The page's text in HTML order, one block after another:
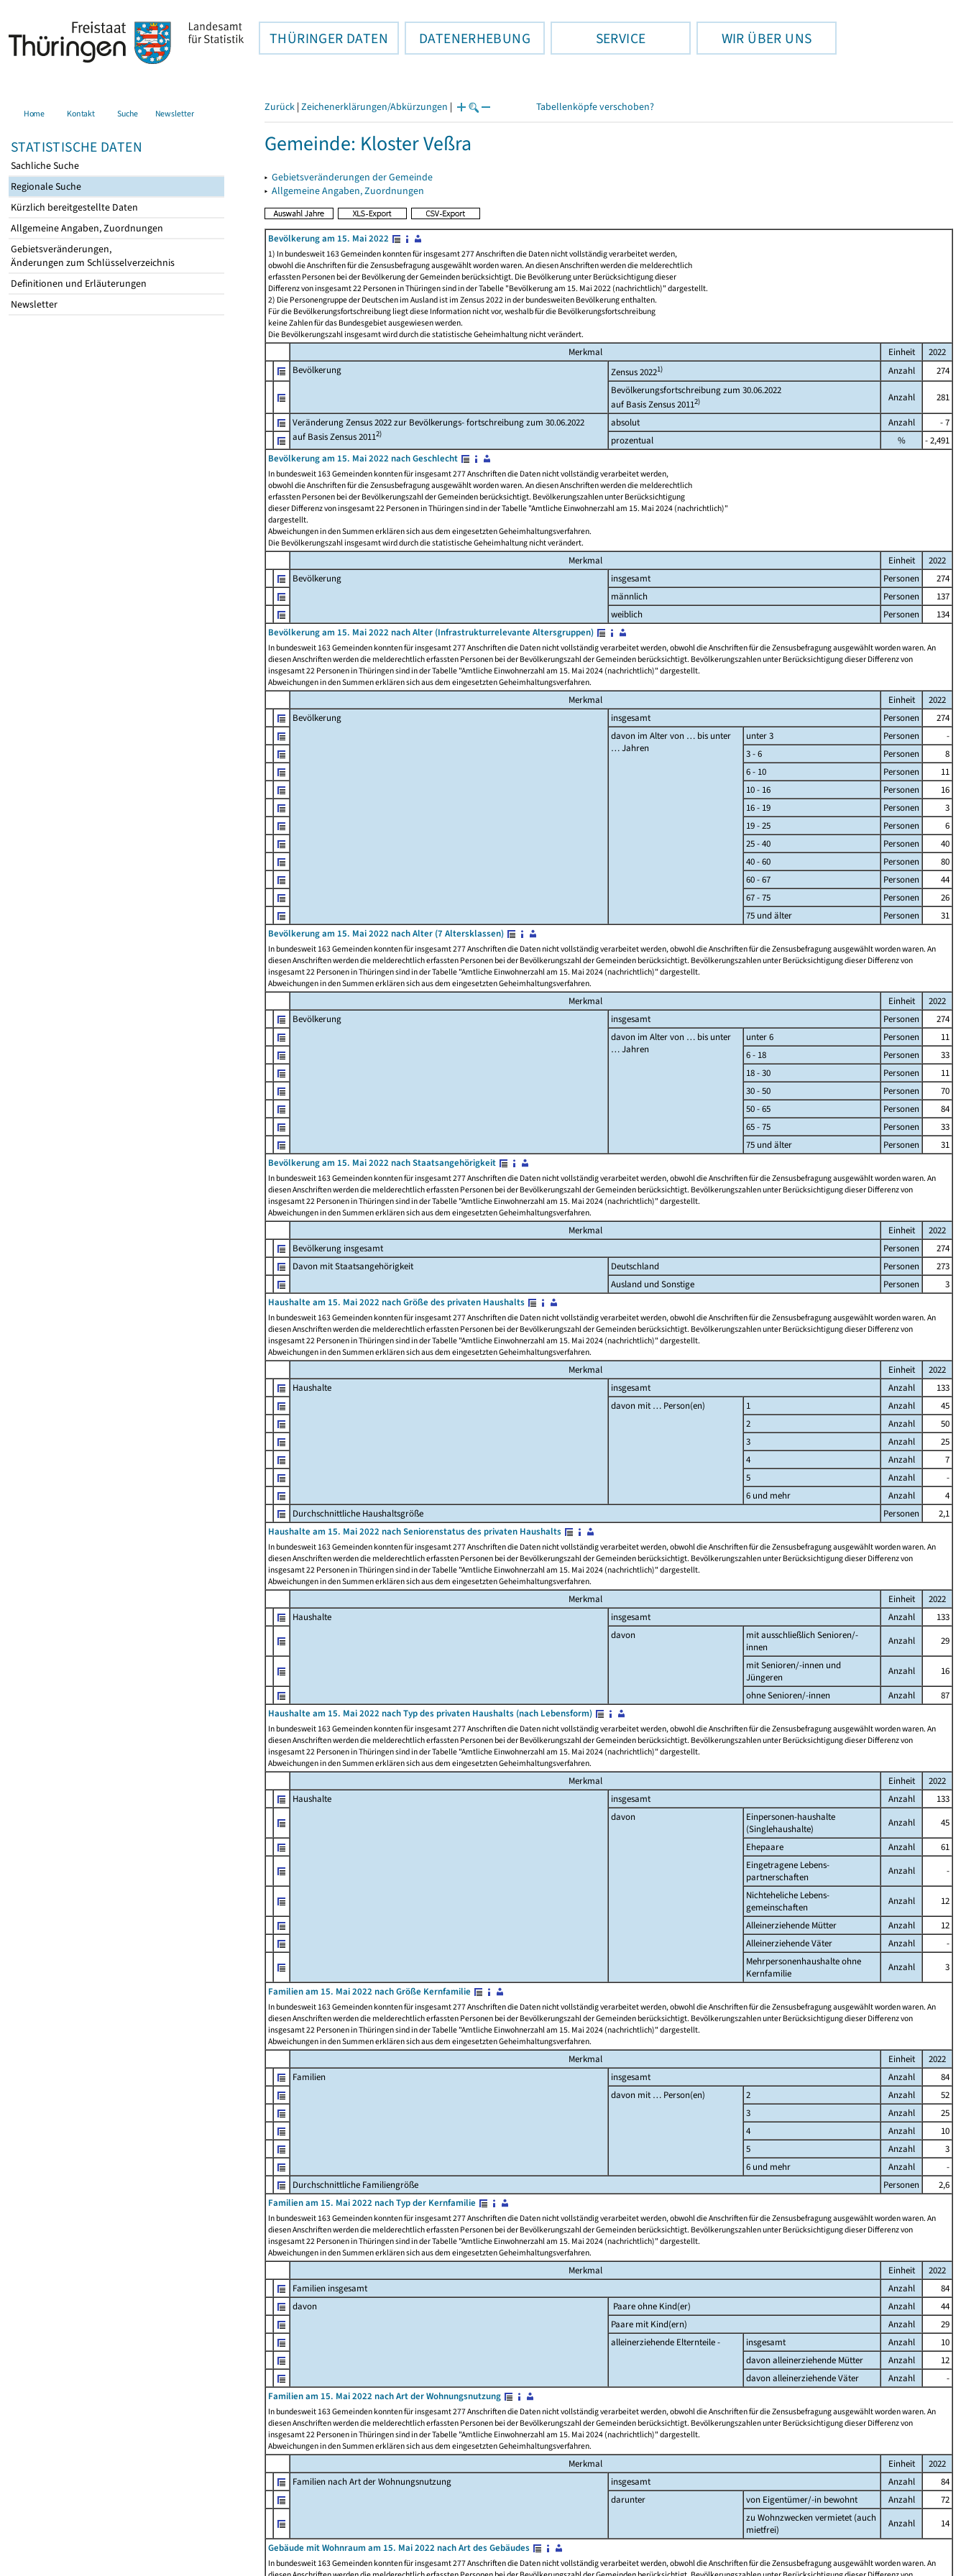
THÜRINGER DATEN DATENERHEBUNG SERVICE WIR ÜBER UNS
Home Kontakt Suche Newsletter
STATISTISCHE DATEN
Sachliche Suche
Regionale Suche
Kürzlich bereitgestellte Daten
Allgemeine Angaben, Zuordnungen
Gebietsveränderungen,
Änderungen zum Schlüsselverzeichnis
Definitionen und Erläuterungen
Newsletter
Zurück | Zeichenerklärungen/Abkürzungen | Tabellenköpfe verschoben?
Gemeinde: Kloster Veßra
▸ Gebietsveränderungen der Gemeinde
▸ Allgemeine Angaben, Zuordnungen
Bevölkerung am 15. Mai 2022
1) In bundesweit 163 Gemeinden konnten für insgesamt 277 Anschriften die Daten nicht vollständig verarbeitet werden,
obwohl die Anschriften für die Zensusbefragung ausgewählt worden waren. An diesen Anschriften werden die melderechtlich
erfassten Personen bei der Bevölkerung der Gemeinden berücksichtigt. Die Bevölkerung unter Berücksichtigung dieser
Differenz von insgesamt 22 Personen in Thüringen sind in der Tabelle "Bevölkerung am 15. Mai 2022 (nachrichtlich)" dargestellt.
2) Die Personengruppe der Deutschen im Ausland ist im Zensus 2022 in der bundesweiten Bevölkerung enthalten.
Für die Bevölkerungsfortschreibung liegt diese Information nicht vor, weshalb für die Bevölkerungsfortschreibung
keine Zahlen für das Bundesgebiet ausgewiesen werden.
Die Bevölkerungszahl insgesamt wird durch die statistische Geheimhaltung nicht verändert.
Merkmal Einheit
2022
Bevölkerung
Zensus 20221) Anzahl
274
Bevölkerungsfortschreibung zum 30.06.2022
auf Basis Zensus 20112) Anzahl 281
Veränderung Zensus 2022 zur Bevölkerungs- fortschreibung zum 30.06.2022
auf Basis Zensus 20112)
absolut Anzahl
- 7
prozentual
%
- 2,491
Bevölkerung am 15. Mai 2022 nach Geschlecht
In bundesweit 163 Gemeinden konnten für insgesamt 277 Anschriften die Daten nicht vollständig verarbeitet werden,
obwohl die Anschriften für die Zensusbefragung ausgewählt worden waren. An diesen Anschriften werden die melderechtlich
erfassten Personen bei der Bevölkerungszahl der Gemeinden berücksichtigt. Bevölkerungszahlen unter Berücksichtigung
dieser Differenz von insgesamt 22 Personen in Thüringen sind in der Tabelle "Amtliche Einwohnerzahl am 15. Mai 2024 (nachrichtlich)"
dargestellt.
Abweichungen in den Summen erklären sich aus dem eingesetzten Geheimhaltungsverfahren.
Die Bevölkerungszahl insgesamt wird durch die statistische Geheimhaltung nicht verändert.
Merkmal Einheit
2022
Bevölkerung
insgesamt Personen
274
männlich
Personen
137
weiblich
Personen
134
Bevölkerung am 15. Mai 2022 nach Alter (Infrastrukturrelevante Altersgruppen)
In bundesweit 163 Gemeinden konnten für insgesamt 277 Anschriften die Daten nicht vollständig verarbeitet werden, obwohl die Anschriften für die Zensusbefragung ausgewählt worden waren. An
diesen Anschriften werden die melderechtlich erfassten Personen bei der Bevölkerungszahl der Gemeinden berücksichtigt. Bevölkerungszahlen unter Berücksichtigung dieser Differenz von
insgesamt 22 Personen in Thüringen sind in der Tabelle "Amtliche Einwohnerzahl am 15. Mai 2024 (nachrichtlich)" dargestellt.
Abweichungen in den Summen erklären sich aus dem eingesetzten Geheimhaltungsverfahren.
Merkmal Einheit
2022
Bevölkerung
insgesamt Personen
274
davon im Alter von … bis unter
… Jahren
unter 3 Personen
-
3 - 6
Personen
8
6 - 10
Personen
11
10 - 16
Personen
16
16 - 19
Personen
3
19 - 25
Personen
6
25 - 40
Personen
40
40 - 60
Personen
80
60 - 67
Personen
44
67 - 75
Personen
26
75 und älter
Personen
31
Bevölkerung am 15. Mai 2022 nach Alter (7 Altersklassen)
In bundesweit 163 Gemeinden konnten für insgesamt 277 Anschriften die Daten nicht vollständig verarbeitet werden, obwohl die Anschriften für die Zensusbefragung ausgewählt worden waren. An
diesen Anschriften werden die melderechtlich erfassten Personen bei der Bevölkerungszahl der Gemeinden berücksichtigt. Bevölkerungszahlen unter Berücksichtigung dieser Differenz von
insgesamt 22 Personen in Thüringen sind in der Tabelle "Amtliche Einwohnerzahl am 15. Mai 2024 (nachrichtlich)" dargestellt.
Abweichungen in den Summen erklären sich aus dem eingesetzten Geheimhaltungsverfahren.
Merkmal Einheit
2022
Bevölkerung
insgesamt Personen
274
davon im Alter von … bis unter
… Jahren
unter 6 Personen
11
6 - 18
Personen
33
18 - 30
Personen
11
30 - 50
Personen
70
50 - 65
Personen
84
65 - 75
Personen
33
75 und älter
Personen
31
Bevölkerung am 15. Mai 2022 nach Staatsangehörigkeit
In bundesweit 163 Gemeinden konnten für insgesamt 277 Anschriften die Daten nicht vollständig verarbeitet werden, obwohl die Anschriften für die Zensusbefragung ausgewählt worden waren. An
diesen Anschriften werden die melderechtlich erfassten Personen bei der Bevölkerungszahl der Gemeinden berücksichtigt. Bevölkerungszahlen unter Berücksichtigung dieser Differenz von
insgesamt 22 Personen in Thüringen sind in der Tabelle "Amtliche Einwohnerzahl am 15. Mai 2024 (nachrichtlich)" dargestellt.
Abweichungen in den Summen erklären sich aus dem eingesetzten Geheimhaltungsverfahren.
Merkmal Einheit
2022
Bevölkerung insgesamt
Personen
274
Davon mit Staatsangehörigkeit
Deutschland Personen
273
Ausland und Sonstige
Personen
3
Haushalte am 15. Mai 2022 nach Größe des privaten Haushalts
In bundesweit 163 Gemeinden konnten für insgesamt 277 Anschriften die Daten nicht vollständig verarbeitet werden, obwohl die Anschriften für die Zensusbefragung ausgewählt worden waren. An
diesen Anschriften werden die melderechtlich erfassten Personen bei der Bevölkerungszahl der Gemeinden berücksichtigt. Bevölkerungszahlen unter Berücksichtigung dieser Differenz von
insgesamt 22 Personen in Thüringen sind in der Tabelle "Amtliche Einwohnerzahl am 15. Mai 2024 (nachrichtlich)" dargestellt.
Abweichungen in den Summen erklären sich aus dem eingesetzten Geheimhaltungsverfahren.
Merkmal Einheit
2022
Haushalte
insgesamt Anzahl
133
davon mit … Person(en)
1 Anzahl
45
2
Anzahl
50
3
Anzahl
25
4
Anzahl
7
5
Anzahl
-
6 und mehr
Anzahl
4
Durchschnittliche Haushaltsgröße
Personen
2,1
Haushalte am 15. Mai 2022 nach Seniorenstatus des privaten Haushalts
In bundesweit 163 Gemeinden konnten für insgesamt 277 Anschriften die Daten nicht vollständig verarbeitet werden, obwohl die Anschriften für die Zensusbefragung ausgewählt worden waren. An
diesen Anschriften werden die melderechtlich erfassten Personen bei der Bevölkerungszahl der Gemeinden berücksichtigt. Bevölkerungszahlen unter Berücksichtigung dieser Differenz von
insgesamt 22 Personen in Thüringen sind in der Tabelle "Amtliche Einwohnerzahl am 15. Mai 2024 (nachrichtlich)" dargestellt.
Abweichungen in den Summen erklären sich aus dem eingesetzten Geheimhaltungsverfahren.
Merkmal Einheit
2022
Haushalte
insgesamt Anzahl
133
davon
mit ausschließlich Senioren/-
innen
Anzahl
29
mit Senioren/-innen und
Jüngeren
Anzahl
16
ohne Senioren/-innen
Anzahl
87
Haushalte am 15. Mai 2022 nach Typ des privaten Haushalts (nach Lebensform)
In bundesweit 163 Gemeinden konnten für insgesamt 277 Anschriften die Daten nicht vollständig verarbeitet werden, obwohl die Anschriften für die Zensusbefragung ausgewählt worden waren. An
diesen Anschriften werden die melderechtlich erfassten Personen bei der Bevölkerungszahl der Gemeinden berücksichtigt. Bevölkerungszahlen unter Berücksichtigung dieser Differenz von
insgesamt 22 Personen in Thüringen sind in der Tabelle "Amtliche Einwohnerzahl am 15. Mai 2024 (nachrichtlich)" dargestellt.
Abweichungen in den Summen erklären sich aus dem eingesetzten Geheimhaltungsverfahren.
Merkmal Einheit
2022
Haushalte
insgesamt Anzahl
133
davon
Einpersonen-haushalte
(Singlehaushalte)
Anzahl
45
Ehepaare
Anzahl
61
Eingetragene Lebens-
partnerschaften
Anzahl
-
Nichteheliche Lebens-
gemeinschaften
Anzahl
12
Alleinerziehende Mütter
Anzahl
12
Alleinerziehende Väter
Anzahl
-
Mehrpersonenhaushalte ohne
Kernfamilie
Anzahl
3
Familien am 15. Mai 2022 nach Größe Kernfamilie
In bundesweit 163 Gemeinden konnten für insgesamt 277 Anschriften die Daten nicht vollständig verarbeitet werden, obwohl die Anschriften für die Zensusbefragung ausgewählt worden waren. An
diesen Anschriften werden die melderechtlich erfassten Personen bei der Bevölkerungszahl der Gemeinden berücksichtigt. Bevölkerungszahlen unter Berücksichtigung dieser Differenz von
insgesamt 22 Personen in Thüringen sind in der Tabelle "Amtliche Einwohnerzahl am 15. Mai 2024 (nachrichtlich)" dargestellt.
Abweichungen in den Summen erklären sich aus dem eingesetzten Geheimhaltungsverfahren.
Merkmal Einheit
2022
Familien
insgesamt Anzahl
84
davon mit … Person(en)
2 Anzahl
52
3
Anzahl
25
4
Anzahl
10
5
Anzahl
3
6 und mehr
Anzahl
-
Durchschnittliche Familiengröße
Personen
2,6
Familien am 15. Mai 2022 nach Typ der Kernfamilie
In bundesweit 163 Gemeinden konnten für insgesamt 277 Anschriften die Daten nicht vollständig verarbeitet werden, obwohl die Anschriften für die Zensusbefragung ausgewählt worden waren. An
diesen Anschriften werden die melderechtlich erfassten Personen bei der Bevölkerungszahl der Gemeinden berücksichtigt. Bevölkerungszahlen unter Berücksichtigung dieser Differenz von
insgesamt 22 Personen in Thüringen sind in der Tabelle "Amtliche Einwohnerzahl am 15. Mai 2024 (nachrichtlich)" dargestellt.
Abweichungen in den Summen erklären sich aus dem eingesetzten Geheimhaltungsverfahren.
Merkmal Einheit
2022
Familien insgesamt
Anzahl
84
davon
Paare ohne Kind(er) Anzahl
44
Paare mit Kind(ern)
Anzahl
29
alleinerziehende Elternteile -
insgesamt Anzahl
10
davon alleinerziehende Mütter
Anzahl
12
davon alleinerziehende Väter
Anzahl
-
Familien am 15. Mai 2022 nach Art der Wohnungsnutzung
In bundesweit 163 Gemeinden konnten für insgesamt 277 Anschriften die Daten nicht vollständig verarbeitet werden, obwohl die Anschriften für die Zensusbefragung ausgewählt worden waren. An
diesen Anschriften werden die melderechtlich erfassten Personen bei der Bevölkerungszahl der Gemeinden berücksichtigt. Bevölkerungszahlen unter Berücksichtigung dieser Differenz von
insgesamt 22 Personen in Thüringen sind in der Tabelle "Amtliche Einwohnerzahl am 15. Mai 2024 (nachrichtlich)" dargestellt.
Abweichungen in den Summen erklären sich aus dem eingesetzten Geheimhaltungsverfahren.
Merkmal Einheit
2022
Familien nach Art der Wohnungsnutzung
insgesamt Anzahl
84
darunter
von Eigentümer/-in bewohnt Anzahl
72
zu Wohnzwecken vermietet (auch
mietfrei)
Anzahl
14
Gebäude mit Wohnraum am 15. Mai 2022 nach Art des Gebäudes
In bundesweit 163 Gemeinden konnten für insgesamt 277 Anschriften die Daten nicht vollständig verarbeitet werden, obwohl die Anschriften für die Zensusbefragung ausgewählt worden waren. An